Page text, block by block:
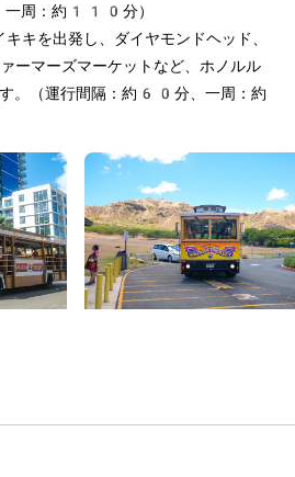
一周：約110分）
キを出発し、ダイヤモンドヘッド、
ーマーズマーケットなど、ホノルル
。（運行間隔：約60分、一周：約